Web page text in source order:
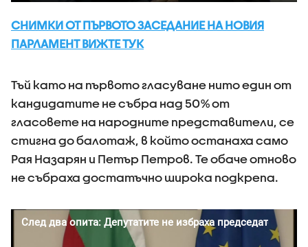
СНИМКИ ОТ ПЪРВОТО ЗАСЕДАНИЕ НА НОВИЯ
ПАРЛАМЕНТ ВИЖТЕ ТУК
Тъй като на първото гласуване нито един от
кандидатите не събра над 50% от
гласовете на народните представители, се
стигна до балотаж, в който останаха само
Рая Назарян и Петър Петров. Те обаче отново
не събраха достатъчно широка подкрепа.